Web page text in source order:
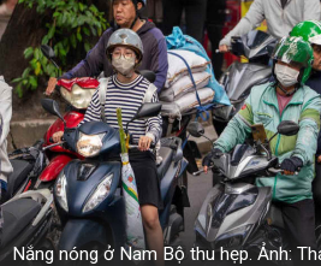
Nắng nóng ở Nam Bộ thu hẹp. Ảnh: